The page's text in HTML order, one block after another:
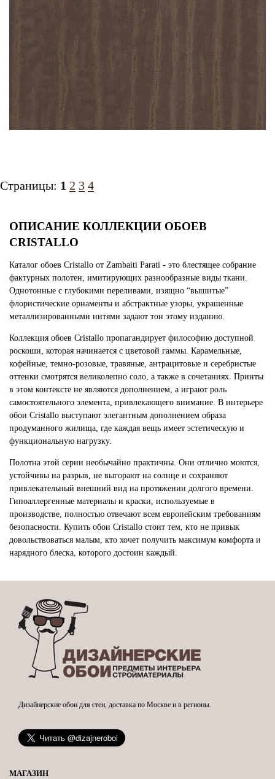
Страницы: 1 2 3 4
ОПИСАНИЕ КОЛЛЕКЦИИ ОБОЕВ
CRISTALLO
Каталог обоев Cristallo от Zambaiti Parati - это блестящее собрание
фактурных полотен, имитирующих разнообразные виды ткани.
Однотонные с глубокими переливами, изящно “вышитые”
флористические орнаменты и абстрактные узоры, украшенные
металлизированными нитями задают тон этому изданию.
Коллекция обоев Cristallo пропагандирует философию доступной
роскоши, которая начинается с цветовой гаммы. Карамельные,
кофейные, темно-розовые, травяные, антрацитовые и серебристые
оттенки смотрятся великолепно соло, а также в сочетаниях. Принты
в этом контексте не являются дополнением, а играют роль
самостоятельного элемента, привлекающего внимание. В интерьере
обои Cristallo выступают элегантным дополнением образа
продуманного жилища, где каждая вещь имеет эстетическую и
функциональную нагрузку.
Полотна этой серии необычайно практичны. Они отлично моются,
устойчивы на разрыв, не выгорают на солнце и сохраняют
привлекательный внешний вид на протяжении долгого времени.
Гипоаллергенные материалы и краски, используемые в
производстве, полностью отвечают всем европейским требованиям
безопасности. Купить обои Cristallo стоит тем, кто не привык
довольствоваться малым, кто хочет получить максимум комфорта и
нарядного блеска, которого достоин каждый.
Дизайнерские обои для стен, доставка по Москве и в регионы.
МАГАЗИН